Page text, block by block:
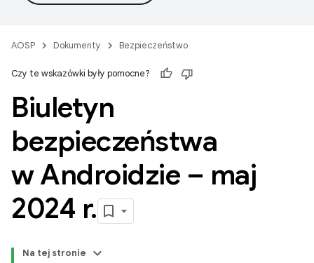
AOSP Dokumenty Bezpieczeństwo
Czy te wskazówki były pomocne?
Biuletyn
bezpieczeństwa
w Androidzie – maj
2024 r.
Na tej stronie